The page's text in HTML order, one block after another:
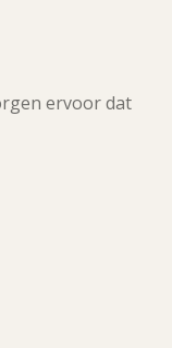
ervoor dat